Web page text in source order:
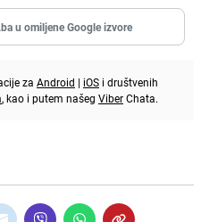
u omiljene Google izvore
za Android | iOS i društvenih
, kao i putem našeg ViberChata.